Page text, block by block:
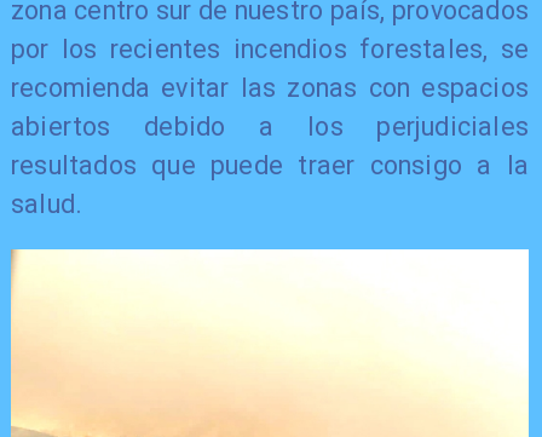
zona centro sur de nuestro país, provocados
por los recientes incendios forestales, se
recomienda evitar las zonas con espacios
abiertos debido a los perjudiciales
resultados que puede traer consigo a la
salud.